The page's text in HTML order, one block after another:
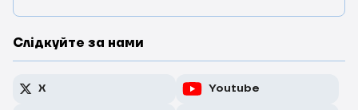
Слідкуйте за нами
X Youtube